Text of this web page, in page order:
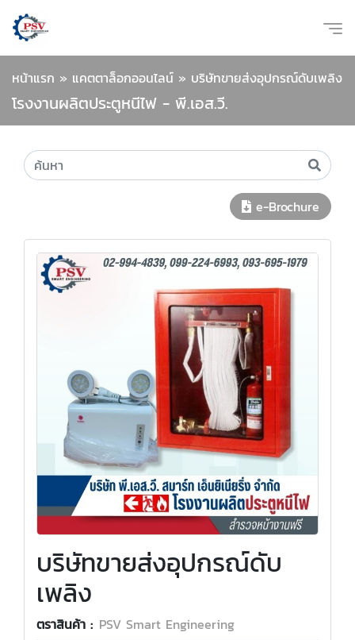
หน้าแรก » แคตตาล็อกออนไลน์ » บริษัทขายส่งอุปกรณ์ดับเพลิง
โรงงานผลิตประตูหนีไฟ - พี.เอส.วี.
e-Brochure
บริษัทขายส่งอุปกรณ์ดับ
เพลิง
ตราสินค้า : PSV Smart Engineering